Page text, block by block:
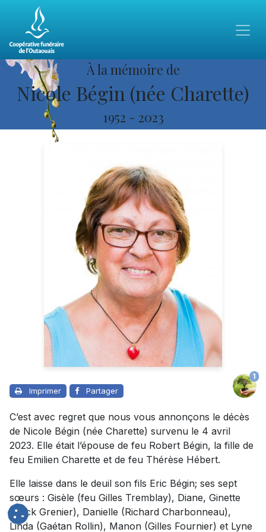
À la mémoire de
Nicole Bégin (née Charette)
1952 - 2023
Imprimer Partager
1
C’est avec regret que nous vous annonçons le décès
de Nicole Bégin (née Charette) survenu le 4 avril
2023. Elle était l’épouse de feu Robert Bégin, la fille de
feu Emilien Charette et de feu Thérèse Hébert.
Elle laisse dans le deuil son fils Eric Bégin; ses sept
sœurs : Gisèle (feu Gilles Tremblay), Diane, Ginette
(Rock Grenier), Danielle (Richard Charbonneau),
Linda (Gaétan Rollin), Manon (Gilles Fournier) et Lyne